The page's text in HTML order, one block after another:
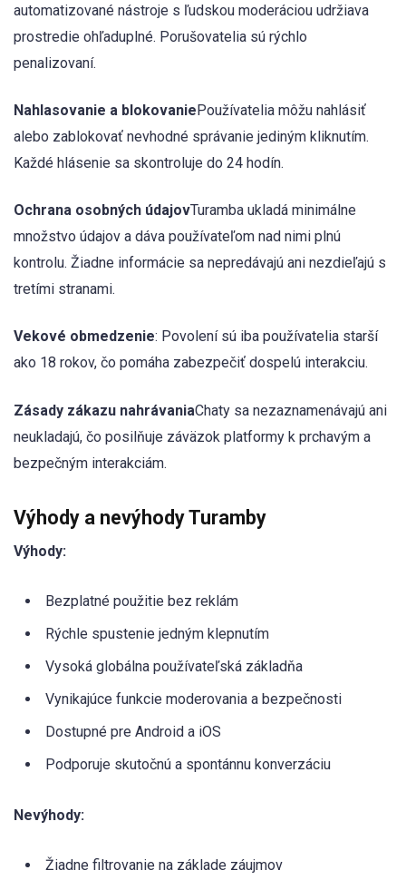
automatizované nástroje s ľudskou moderáciou udržiava
prostredie ohľaduplné. Porušovatelia sú rýchlo
penalizovaní.
Nahlasovanie a blokovaniePoužívatelia môžu nahlásiť
alebo zablokovať nevhodné správanie jediným kliknutím.
Každé hlásenie sa skontroluje do 24 hodín.
Ochrana osobných údajovTuramba ukladá minimálne
množstvo údajov a dáva používateľom nad nimi plnú
kontrolu. Žiadne informácie sa nepredávajú ani nezdieľajú s
tretími stranami.
Vekové obmedzenie: Povolení sú iba používatelia starší
ako 18 rokov, čo pomáha zabezpečiť dospelú interakciu.
Zásady zákazu nahrávaniaChaty sa nezaznamenávajú ani
neukladajú, čo posilňuje záväzok platformy k prchavým a
bezpečným interakciám.
Výhody a nevýhody Turamby
Výhody:
Bezplatné použitie bez reklám
Rýchle spustenie jedným klepnutím
Vysoká globálna používateľská základňa
Vynikajúce funkcie moderovania a bezpečnosti
Dostupné pre Android a iOS
Podporuje skutočnú a spontánnu konverzáciu
Nevýhody:
Žiadne filtrovanie na základe záujmov